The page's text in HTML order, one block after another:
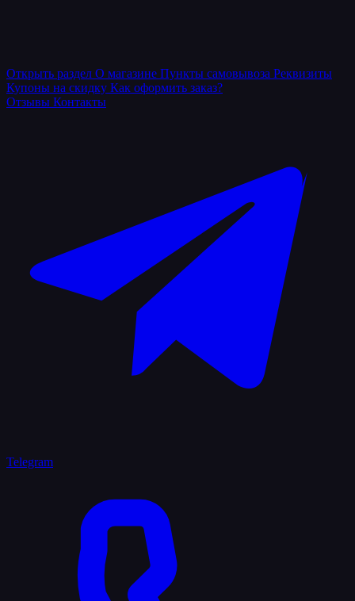
Открыть раздел О магазине Пункты самовывоза Реквизиты
Купоны на скидку Как оформить заказ?
Отзывы Контакты
Telegram